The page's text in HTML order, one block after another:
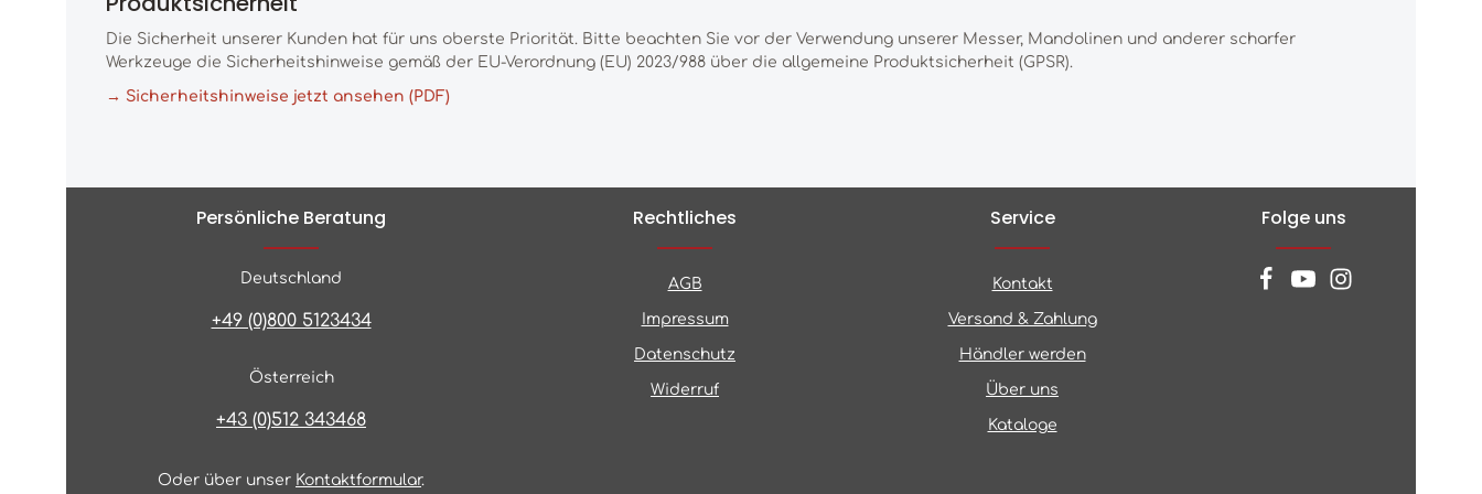
Die Sicherheit unserer Kunden hat für uns oberste Priorität. Bitte beachten Sie vor der Verwendung unserer Messer, Mandolinen und anderer scharfer
Werkzeuge die Sicherheitshinweise gemäß der EU-Verordnung (EU) 2023/988 über die allgemeine Produktsicherheit (GPSR).
→ Sicherheitshinweise jetzt ansehen (PDF)
Persönliche Beratung
Deutschland
+49 (0)800 5123434
Österreich
+43 (0)512 343468
Oder über unser Kontaktformular.
Rechtliches
AGB
Impressum
Datenschutz
Widerruf
Service
Kontakt
Versand & Zahlung
Händler werden
Über uns
Kataloge
Folge uns